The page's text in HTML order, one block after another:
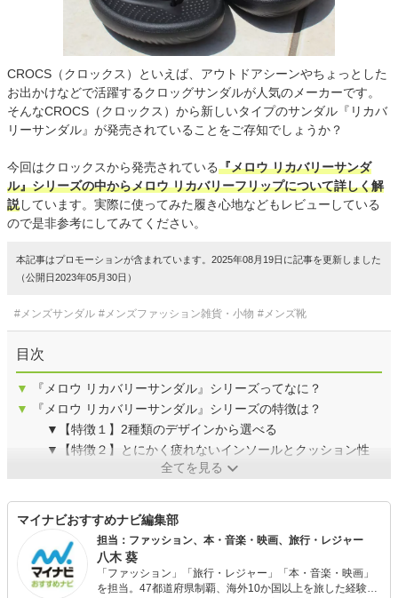
CROCS（クロックス）といえば、アウトドアシーンやちょっとした
お出かけなどで活躍するクロッグサンダルが人気のメーカーです。
そんなCROCS（クロックス）から新しいタイプのサンダル『リカバ
リーサンダル』が発売されていることをご存知でしょうか？
今回はクロックスから発売されている『メロウ リカバリーサンダ
ル』シリーズの中からメロウ リカバリーフリップについて詳しく解
説しています。実際に使ってみた履き心地などもレビューしている
ので是非参考にしてみてください。
本記事はプロモーションが含まれています。2025年08月19日に記事を更新しました
（公開日2023年05月30日）
#メンズサンダル #メンズファッション雑貨・小物 #メンズ靴
目次
▼
『メロウ リカバリーサンダル』シリーズってなに？
▼
『メロウ リカバリーサンダル』シリーズの特徴は？
▼【特徴１】2種類のデザインから選べる
▼【特徴２】とにかく疲れないインソールとクッション性
全てを見る
マイナビおすすめナビ編集部
担当：ファッション、本・音楽・映画、旅行・レジャー
八木 葵
「ファッション」「旅行・レジャー」「本・音楽・映画」
を担当。47都道府県制覇、海外10か国以上を旅した経験を